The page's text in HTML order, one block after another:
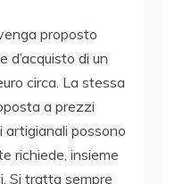
proposto
d’acquisto di un
circa. La stessa
a prezzi
artigianali possono
richiede, insieme
Si tratta sempre